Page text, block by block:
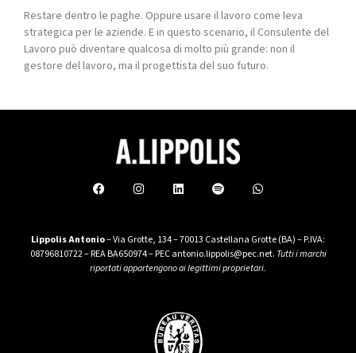
Restare dentro le paghe. Oppure usare il lavoro come leva
strategica per le aziende. E in questo scenario, il Consulente del
Lavoro può diventare qualcosa di molto più grande: non il
gestore del lavoro, ma il progettista del suo futuro.
Lippolis Antonio– Via Grotte, 134 – 70013 Castellana Grotte (BA) – P.IVA:
08796810722 – REA BA650974 – PEC antonio.lippolis@pec.net. Tutti i marchi
riportati appartengono ai legittimi proprietari.